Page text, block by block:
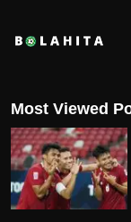
Most Viewed